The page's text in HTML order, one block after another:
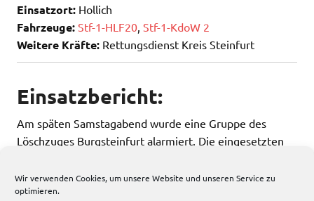
Wir verwenden Cookies, um unsere Website und unseren Service zu
optimieren.
Einsatzort: Hollich
Fahrzeuge: Stf-1-HLF20 Stf-1-KdoW 2
Weitere Kräfte: Rettungsdienst Kreis Steinfurt
Einsatzbericht:
Am späten Samstagabend wurde eine Gruppe des
Löschzuges Burgsteinfurt alarmiert. Die eingesetzten
240 total views